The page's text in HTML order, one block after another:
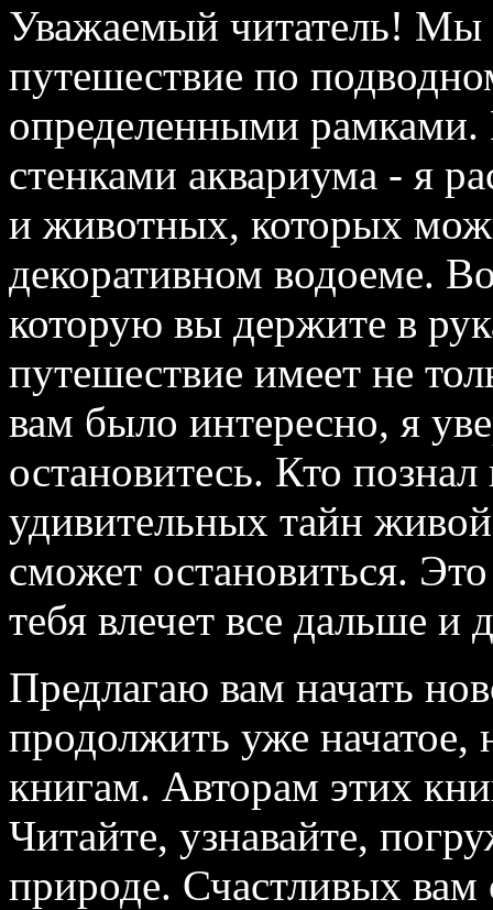
Уважаемый читатель! Мы
путешествие по
определенными
стенками аквариума - я
и животных, которых
декоративном водоеме.
которую вы держите в
путешествие имеет не
вам было интересно, я
остановитесь. Кто
удивительных тайн
сможет остановиться.
тебя влечет все дальше и
Предлагаю вам начать
продолжить уже начатое,
книгам. Авторам этих
Читайте, узнавайте,
природе. Счастливых вам